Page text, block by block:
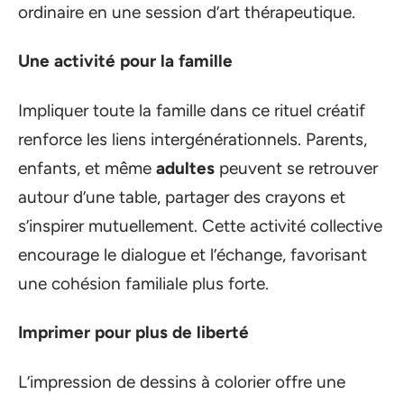
ordinaire en une session d’art thérapeutique.
Une activité pour la famille
Impliquer toute la famille dans ce rituel créatif
renforce les liens intergénérationnels. Parents,
enfants, et même adultes peuvent se retrouver
autour d’une table, partager des crayons et
s’inspirer mutuellement. Cette activité collective
encourage le dialogue et l’échange, favorisant
une cohésion familiale plus forte.
Imprimer pour plus de liberté
L’impression de dessins à colorier offre une